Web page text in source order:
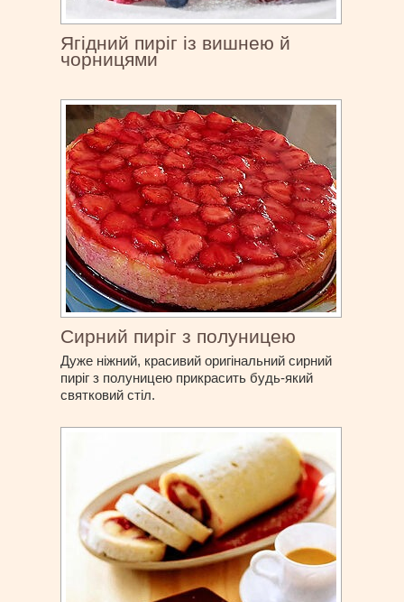
Ягідний пиріг із вишнею й
чорницями
Сирний пиріг з полуницею
Дуже ніжний, красивий оригінальний сирний
пиріг з полуницею прикрасить будь-який
святковий стіл.